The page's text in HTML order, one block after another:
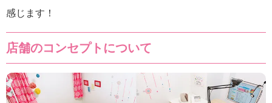
感じます！
店舗のコンセプトについて